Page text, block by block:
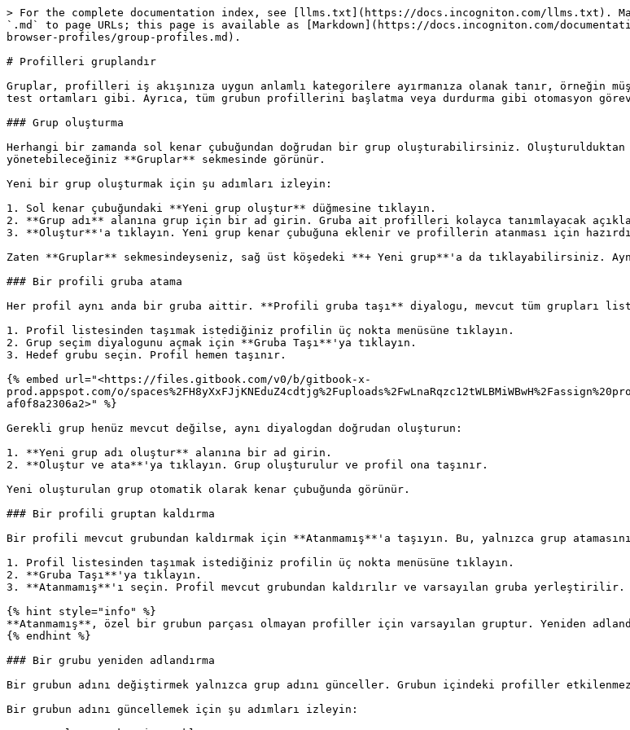
> For the complete documentation index, see [llms.txt](https://docs.incogniton.com/llms.txt).
`.md` to page URLs; this page is available as [Markdown](https://docs.incogniton.com/
browser-profiles/group-profiles.md).
# Profilleri gruplandır
Gruplar, profilleri iş akışınıza uygun anlamlı kategorilere ayırmanıza olanak tanır, örneğin
test ortamları gibi. Ayrıca, tüm grubun profillerini başlatma veya durdurma gibi otomasyon
### Grup oluşturma
Herhangi bir zamanda sol kenar çubuğundan doğrudan bir grup oluşturabilirsiniz.
yönetebileceğiniz **Gruplar** sekmesinde görünür.
Yeni bir grup oluşturmak için şu adımları izleyin:
1. Sol kenar çubuğundaki **Yeni grup oluştur** düğmesine tıklayın.
2. **Grup adı** alanına grup için bir ad girin. Gruba ait profilleri kolayca tanımlayacak
3. **Oluştur**'a tıklayın. Yeni grup kenar çubuğuna eklenir ve profillerin atanması için
Zaten **Gruplar** sekmesindeyseniz, sağ üst köşedeki **+ Yeni grup**'a da tıklayabilirsiniz.
### Bir profili gruba atama
Her profil aynı anda bir gruba aittir. **Profili gruba taşı** diyalogu, mevcut tüm grupları
1. Profil listesinden taşımak istediğiniz profilin üç nokta menüsüne tıklayın.
2. Grup seçim diyalogunu açmak için **Gruba Taşı**'ya tıklayın.
3. Hedef grubu seçin. Profil hemen taşınır.
{% embed url="<https://files.gitbook.com/v0/b/gitbook-x-
prod.appspot.com/o/
af0f8a2306a2>" %}
Gerekli grup henüz mevcut değilse, aynı diyalogdan doğrudan oluşturun:
1. **Yeni grup adı oluştur** alanına bir ad girin.
2. **Oluştur ve ata**'ya tıklayın. Grup oluşturulur ve profil ona taşınır.
Yeni oluşturulan grup otomatik olarak kenar çubuğunda görünür.
### Bir profili gruptan kaldırma
Bir profili mevcut grubundan kaldırmak için **Atanmamış**'a taşıyın. Bu, yalnızca grup
1. Profil listesinden taşımak istediğiniz profilin üç nokta menüsüne tıklayın.
2. **Gruba Taşı**'ya tıklayın.
3. **Atanmamış**'ı seçin. Profil mevcut grubundan kaldırılır ve varsayılan gruba yerleştirilir.
{% hint style="info" %}
**Atanmamış**, özel bir grubun parçası olmayan profiller için varsayılan gruptur. Yeniden
{% endhint %}
### Bir grubu yeniden adlandırma
Bir grubun adını değiştirmek yalnızca grup adını günceller. Grubun içindeki profiller
Bir grubun adını güncellemek için şu adımları izleyin: